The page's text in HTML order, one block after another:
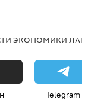
ЭКОНОМИКИ
Telegram